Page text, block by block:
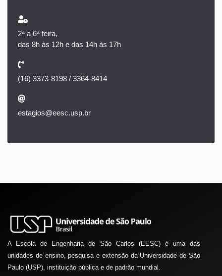
2ª a 6ª feira,
das 8h às 12h e das 14h às 17h
(16) 3373-8198 / 3364-8414
estagios@eesc.usp.br
A Escola de Engenharia de São Carlos (EESC) é uma das
unidades de ensino, pesquisa e extensão da Universidade de São
Paulo (USP), instituição pública e de padrão mundial.